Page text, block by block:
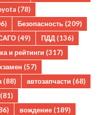
(78)
Безопасность (209)
(49) ПДД (136)
и рейтинги (317)
(57)
(88) автозапчасти (68)
вождение (189)